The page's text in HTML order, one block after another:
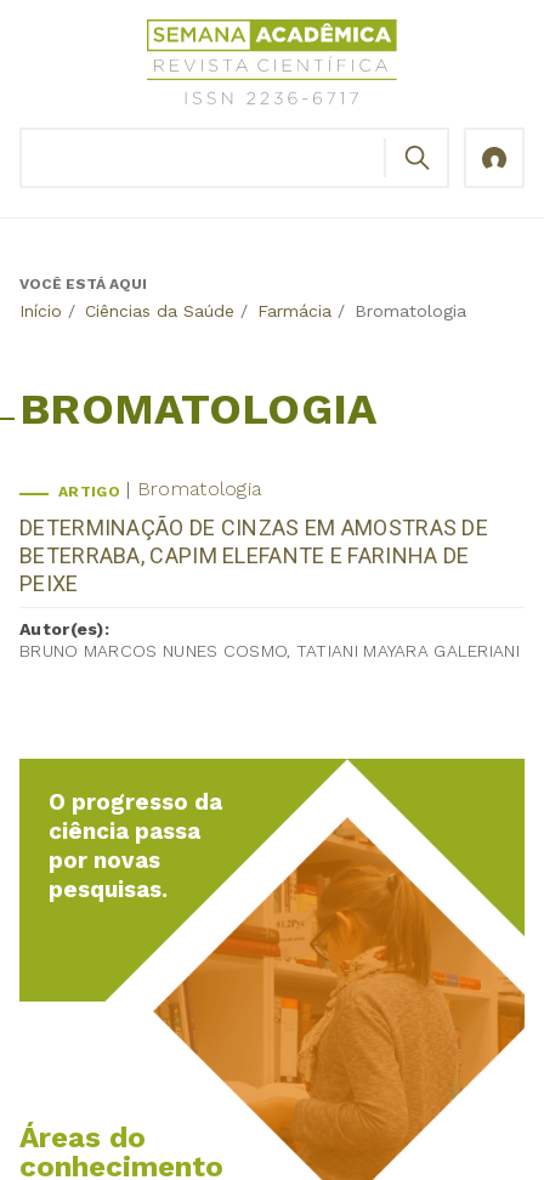
Revista
Científica
Semana
Back
VOCÊ ESTÁ AQUI
Início / Ciências da Saúde / Farmácia / Bromatologia
BROMATOLOGIA
ARTIGO Bromatologia
DETERMINAÇÃO DE CINZAS EM AMOSTRAS DE
BETERRABA, CAPIM ELEFANTE E FARINHA DE
PEIXE
Autor(es):
BRUNO MARCOS NUNES COSMO, TATIANI MAYARA GALERIANI
O progresso da
ciência passa
por novas
pesquisas.
Áreas do
conhecimento